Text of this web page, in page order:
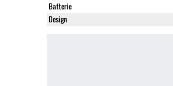
Batterie
Design